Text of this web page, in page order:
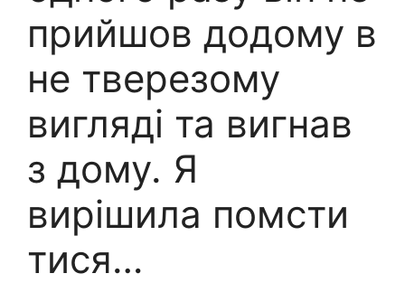
прийшов додому в
не тверезому
вигляді та вигнав
з дому. Я
вирішила помсти
тися…